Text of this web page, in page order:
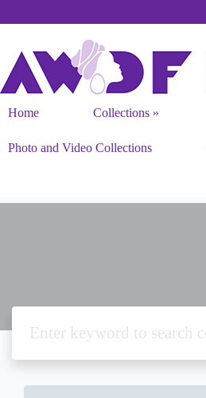
Home Collections
Photo and Video Collections